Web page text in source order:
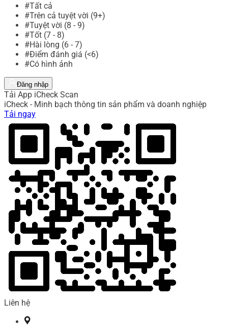
#Tất cả
#Trên cả tuyệt vời (9+)
#Tuyệt vời (8 - 9)
#Tốt (7 - 8)
#Hài lòng (6 - 7)
#Điểm đánh giá (<6)
#Có hình ảnh
Đăng nhập
Tải App iCheck Scan
iCheck - Minh bạch thông tin sản phẩm và doanh nghiệp
Tải ngay
Liên hệ